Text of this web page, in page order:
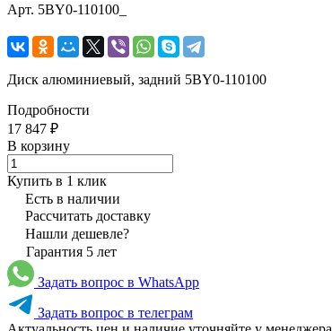
Арт. 5BY0-110100_
Диск алюминиевый, задний 5BY0-110100
Подробности
17 847 ₽
В корзину
Купить в 1 клик
Есть в наличии
Рассчитать доставку
Нашли дешевле?
Гарантия 5 лет
Задать вопрос в WhatsApp
Задать вопрос в телеграм